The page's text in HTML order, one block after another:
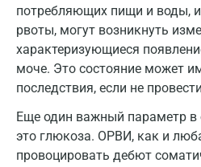
потребляющих пищи и воды,
рвоты, могут возникнуть
характеризующиеся
моче. Это состояние может
последствия, если не
Еще один важный параметр
это глюкоза. ОРВИ, как и
провоцировать дебют
Нижневартовск
Нижнекамск
Новокузнецк
Новороссийск
Новосибирск